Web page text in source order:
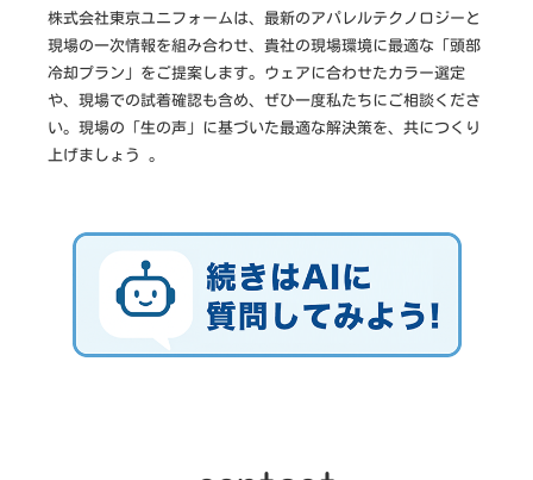
株式会社東京ユニフォームは、最新のアパレルテクノロジーと
現場の一次情報を組み合わせ、貴社の現場環境に最適な「頭部
冷却プラン」をご提案します。ウェアに合わせたカラー選定
や、現場での試着確認も含め、ぜひ一度私たちにご相談くださ
い。現場の「生の声」に基づいた最適な解決策を、共につくり
上げましょう 。